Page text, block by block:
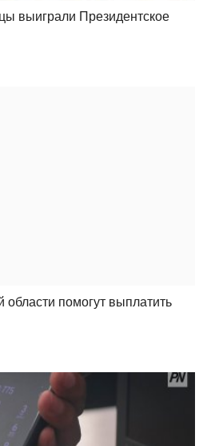
выиграли Президентское
помогут выплатить